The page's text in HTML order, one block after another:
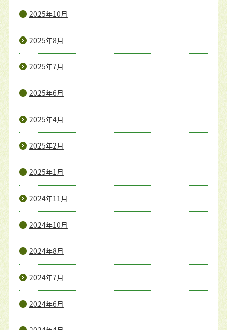
2025年10月
2025年8月
2025年7月
2025年6月
2025年4月
2025年2月
2025年1月
2024年11月
2024年10月
2024年8月
2024年7月
2024年6月